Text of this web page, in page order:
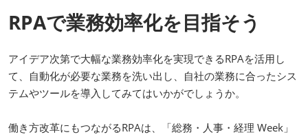
RPAで業務効率化を目指そう
アイデア次第で大幅な業務効率化を実現できるRPAを活用し
て、自動化が必要な業務を洗い出し、自社の業務に合ったシス
テムやツールを導入してみてはいかがでしょうか。
働き方改革にもつながるRPAは、「総務・人事・経理 Week」